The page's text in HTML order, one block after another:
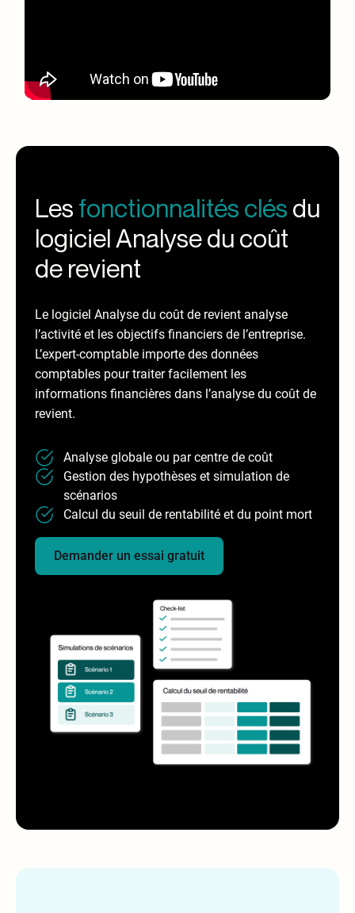
Les fonctionnalités clés du
logiciel Analyse du coût
de revient
Le logiciel Analyse du coût de revient analyse
l’activité et les objectifs financiers de l’entreprise.
L’expert-comptable importe des données
comptables pour traiter facilement les
informations financières dans l’analyse du coût de
revient.
Analyse globale ou par centre de coût
Gestion des hypothèses et simulation de
scénarios
Calcul du seuil de rentabilité et du point mort
Demander un essai gratuit